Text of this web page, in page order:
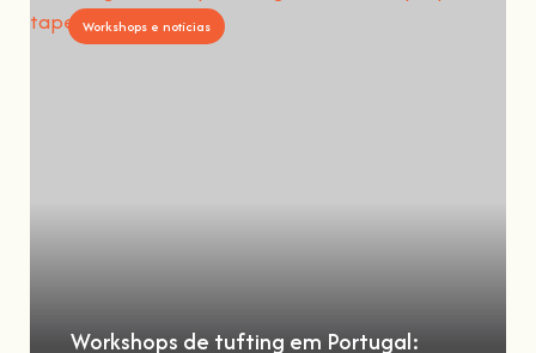
Workshops e notícias
Workshops de tufting em Portugal: